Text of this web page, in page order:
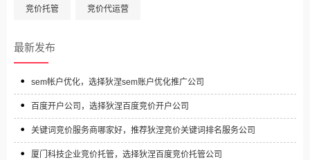
竞价托管 竞价代运营
最新发布
sem帐户优化，选择狄涅sem账户优化推广公司
百度开户公司，选择狄涅百度竞价开户公司
关键词竞价服务商哪家好，推荐狄涅竞价关键词排名服务公司
厦门科技企业竞价托管，选择狄涅百度竞价托管公司